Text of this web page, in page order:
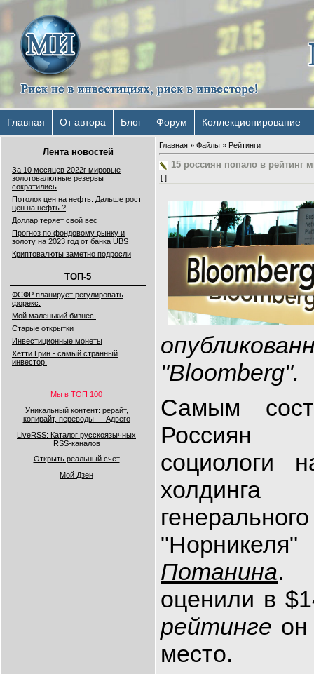
Главная От автора Блог Форум Коллекционирование
Лента новостей
За 10 месяцев 2022г мировые
золотовалютные резервы
сократились
Потолок цен на нефть. Дальше рост
цен на нефть ?
Доллар теряет свой вес
Прогноз по фондовому рынку и
золоту на 2023 год от банка UBS
Криптовалюты заметно подросли
ТОП-5
ФСФР планирует регулировать
форекс.
Мой маленький бизнес.
Старые открытки
Инвестиционные монеты
Хетти Грин - самый странный
инвестор.
Мы в ТОП 100
Уникальный контент: рерайт,
копирайт, переводы — Адвего
LiveRSS: Каталог русскоязычных
RSS-каналов
Открыть реальный счет
Мой Дзен
Главная » Файлы » Рейтинги
15 россиян попало в рейтинг
[ ]
"Bloomberg".
Самым
Россиян
социологи
Потанина.
оценили в
рейтинге
место.